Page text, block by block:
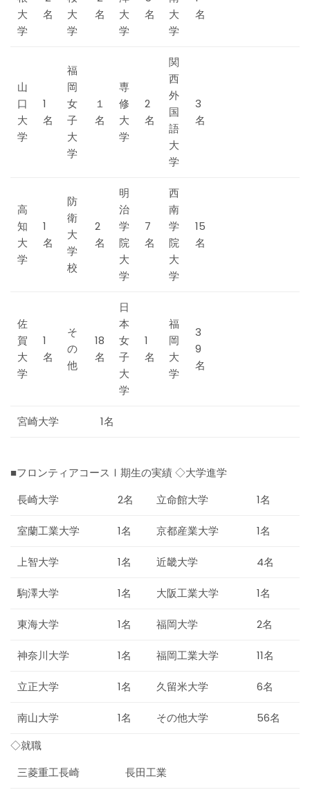
大
学
名
大
学
名
大
学
名
大
学
名
山
口
大
学
1
名
福
岡
女
子
大
学
１
名
専
修
大
学
2
名
関
西
外
国
語
大
学
3
名
高
知
大
学
1
名
防
衛
大
学
校
2
名
明
治
学
院
大
学
7
名
西
南
学
院
大
学
15
名
佐
賀
大
学
1
名
そ
の
他
18
名
日
本
女
子
大
学
1
名
福
岡
大
学
3
9
名
宮崎大学 1名
■フロンティアコースⅠ期生の実績 ◇大学進学
長崎大学
2名 立命館大学 1名
室蘭工業大学 1名 京都産業大学 1名
上智大学 1名 近畿大学 4名
駒澤大学 1名 大阪工業大学 1名
東海大学 1名 福岡大学 2名
神奈川大学 1名 福岡工業大学 11名
立正大学 1名 久留米大学 6名
南山大学 1名 その他大学
56名
◇就職
三菱重工長崎
長田工業